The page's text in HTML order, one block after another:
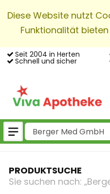
Diese Website nutzt
Funktionalität bieten
Seit 2004 in Herten
Schnell und sicher
PRODUKTSUCHE
Sie suchen nach: „